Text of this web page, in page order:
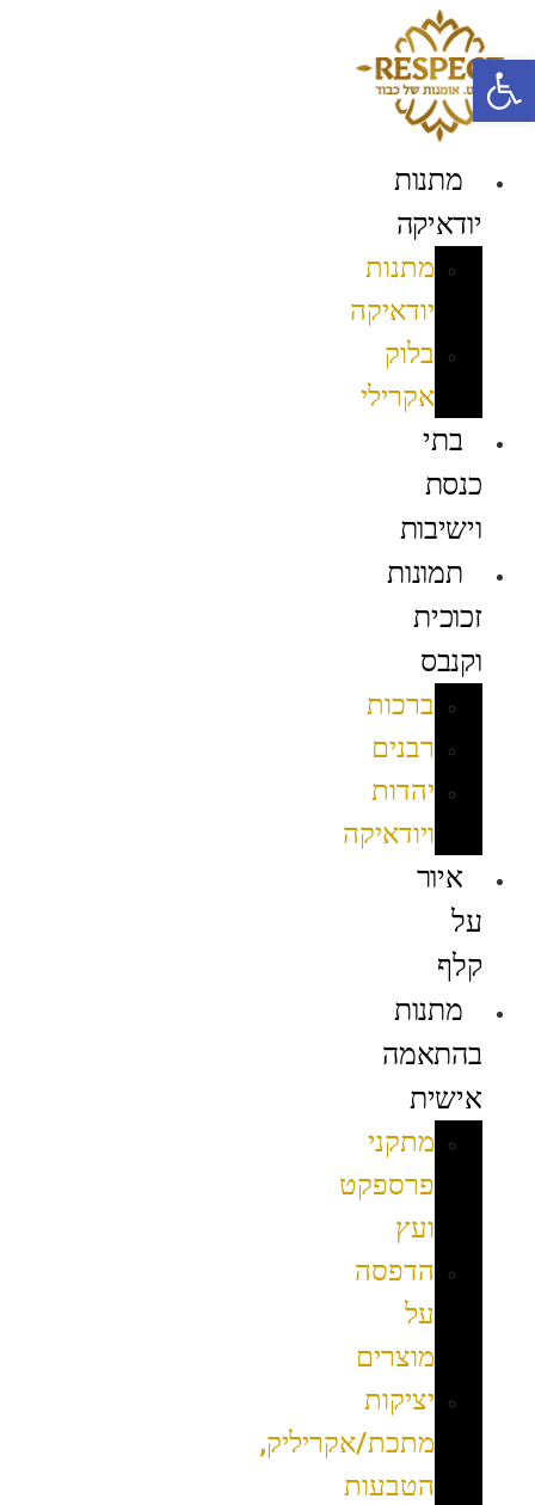
מתנות
יודאיקה
מתנות
יודאיקה
בלוק
אקרילי
בתי
כנסת
וישיבות
תמונות
זכוכית
וקנבס
ברכות
רבנים
יהדות
ויודאיקה
איור
על
קלף
מתנות
בהתאמה
אישית
מתקני
פרספקט
ועץ
הדפסה
על
מוצרים
יציקות
מתכת/אקריליק,
הטבעות
פתח סרגל נגישות